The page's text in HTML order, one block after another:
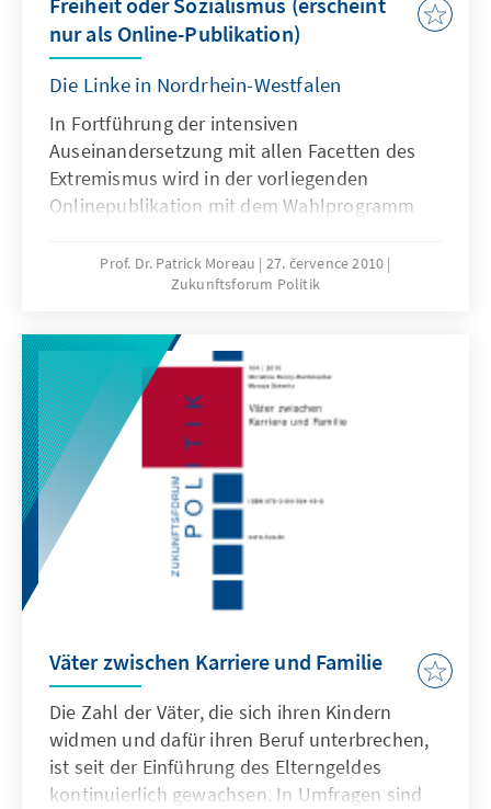
nur als Online-Publikation)
Die Linke in Nordrhein-Westfalen
In Fortführung der intensiven
Auseinandersetzung mit allen Facetten des
Extremismus wird in der vorliegenden
Onlinepublikation mit dem Wahlprogramm
Programm eines Landesverbandes
untersucht, der als besonders radikal gilt.
Arbeitsgemeinschaften (AGs),
Interessengemeinschaften (IGs), der
Bundestagsfraktion der Linken und der
Bundespartei beweisen, dass ihr
Gesellschaftsmodell von den Begriffen
Antikapitalismus, Antiimperialismus,
Antifaschismus und Friedenspolitik dominiert
wird und dass ihre Ziele egalitärer Natur sind.
Prof. Dr. Patrick Moreau
27. července 2010
Zukunftsforum Politik
Väter zwischen Karriere und Familie
Die Zahl der Väter, die sich ihren Kindern
widmen und dafür ihren Beruf unterbrechen,
ist seit der Einführung des Elterngeldes
kontinuierlich gewachsen. In Umfragen sind